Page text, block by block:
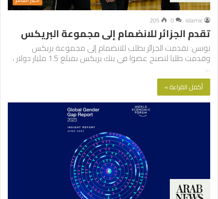
islamic
0
205
تقدم الجزائر للانضمام إلى مجموعة البريكس
تونس: تقدمت الجزائر بطلب للانضمام إلى مجموعة بريكس
وقدمت طلبا لتصبح عضوا في بنك بريكس بمبلغ 1.5 مليار دولار ،
…
أكمل القراءة »